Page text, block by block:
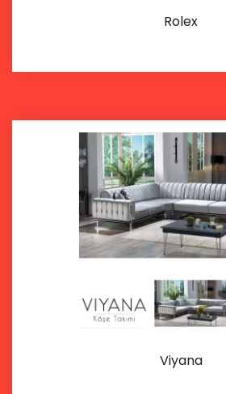
Rolex
Viyana